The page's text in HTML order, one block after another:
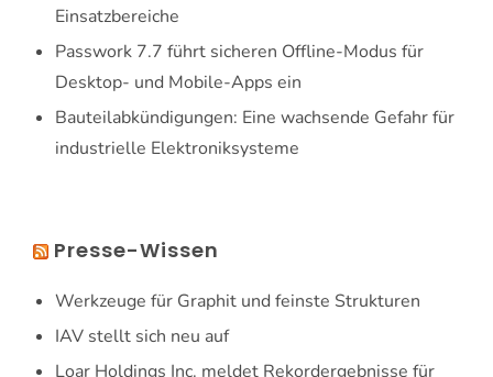
Einsatzbereiche
Passwork 7.7 führt sicheren Offline-Modus für
Desktop- und Mobile-Apps ein
Bauteilabkündigungen: Eine wachsende Gefahr für
industrielle Elektroniksysteme
Presse-Wissen
Werkzeuge für Graphit und feinste Strukturen
IAV stellt sich neu auf
Loar Holdings Inc. meldet Rekordergebnisse für